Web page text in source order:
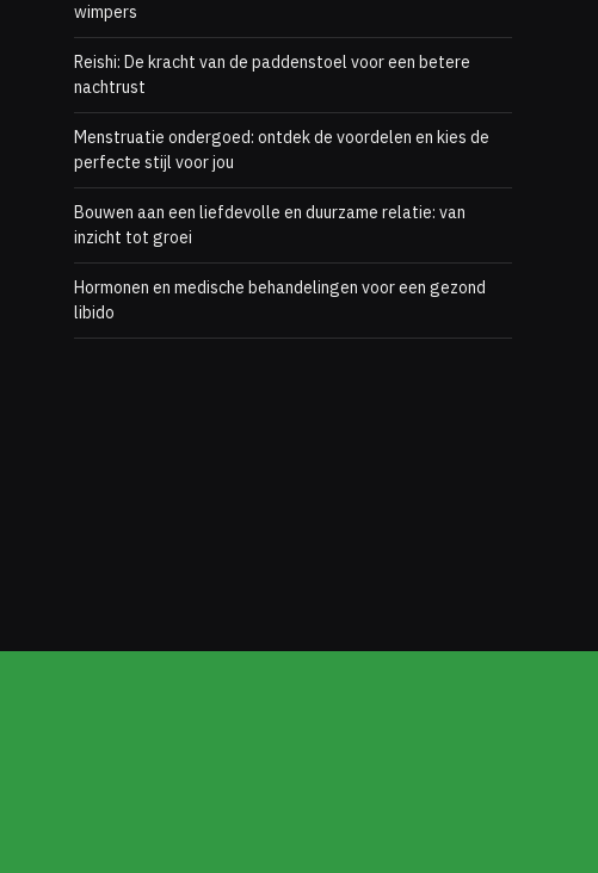
wimpers
Reishi: De kracht van de paddenstoel voor een betere
nachtrust
Menstruatie ondergoed: ontdek de voordelen en kies de
perfecte stijl voor jou
Bouwen aan een liefdevolle en duurzame relatie: van
inzicht tot groei
Hormonen en medische behandelingen voor een gezond
libido